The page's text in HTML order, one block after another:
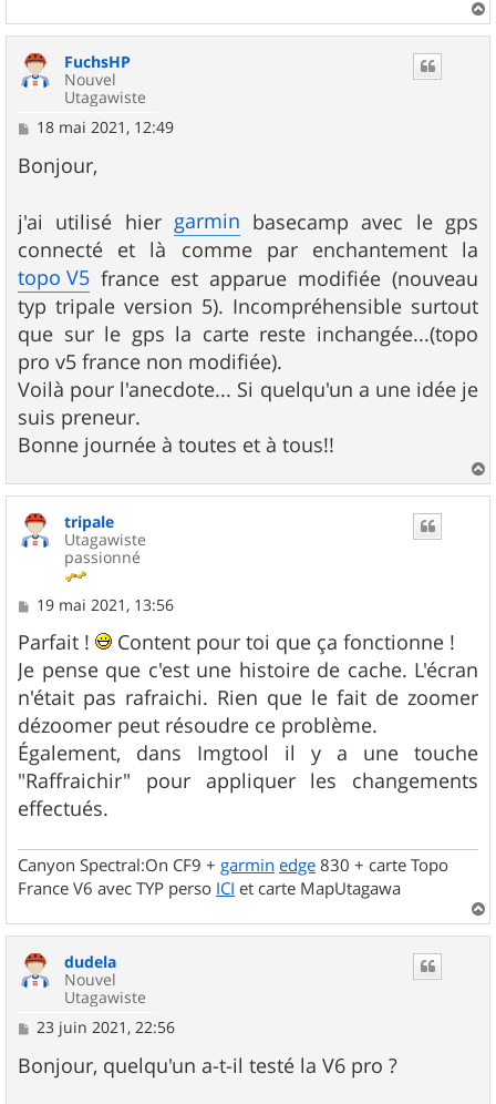
a
FuchsHP
Nouvel
Utagawiste
M
s
s
g
e
18 mai 2021, 12:49
Bonjour,
j'ai utilisé hier garmin basecamp avec le gps
connecté et là comme par enchantement la
topo V5 france est apparue modifiée (nouveau
typ tripale version 5). Incompréhensible surtout
que sur le gps la carte reste inchangée...(topo
pro v5 france non modifiée).
Voilà pour l'anecdote... Si quelqu'un a une idée je
suis preneur.
Bonne journée à toutes et à tous!!
a
tripale
Utagawiste
passionné
M
s
s
a
g
e
19 mai 2021, 13:56
Parfait !
Content pour toi que ça fonctionne !
Je pense que c'est une histoire de cache. L'écran
n'était pas rafraichi. Rien que le fait de zoomer
dézoomer peut résoudre ce problème.
Également, dans Imgtool il y a une touche
"Raffraichir" pour appliquer les changements
effectués.
Canyon Spectral:On CF9 + garmin edge 830 + carte Topo
France V6 avec TYP perso ICI et carte MapUtagawa
a
dudela
Nouvel
Utagawiste
M
s
s
23 juin 2021, 22:56
Bonjour, quelqu'un a-t-il testé la V6 pro ?